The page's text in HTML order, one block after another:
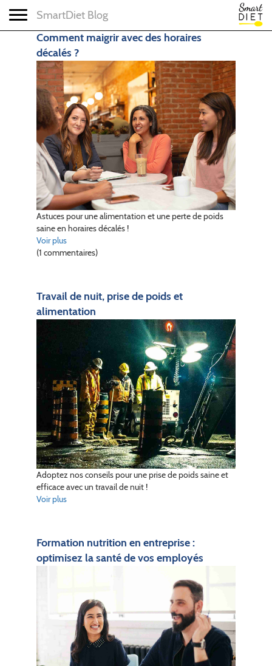
SmartDiet Blog
Comment maigrir avec des horaires
décalés ?
Astuces pour une alimentation et une perte de poids
saine en horaires décalés !
Voir plus
(1 commentaires)
Travail de nuit, prise de poids et
alimentation
Adoptez nos conseils pour une prise de poids saine et
efficace avec un travail de nuit !
Voir plus
Formation nutrition en entreprise :
optimisez la santé de vos employés